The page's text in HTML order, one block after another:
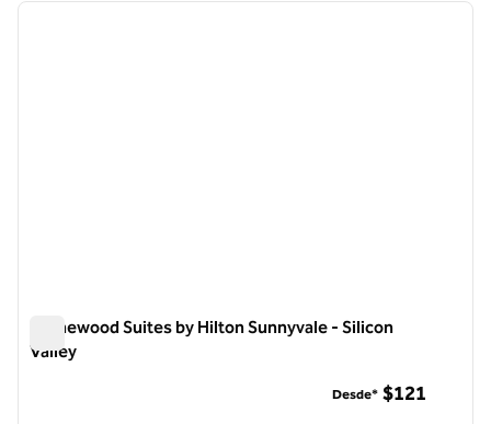
1 de 12
Homewood Suites by Hilton Sunnyvale - Silicon
Valley
Desde* $121